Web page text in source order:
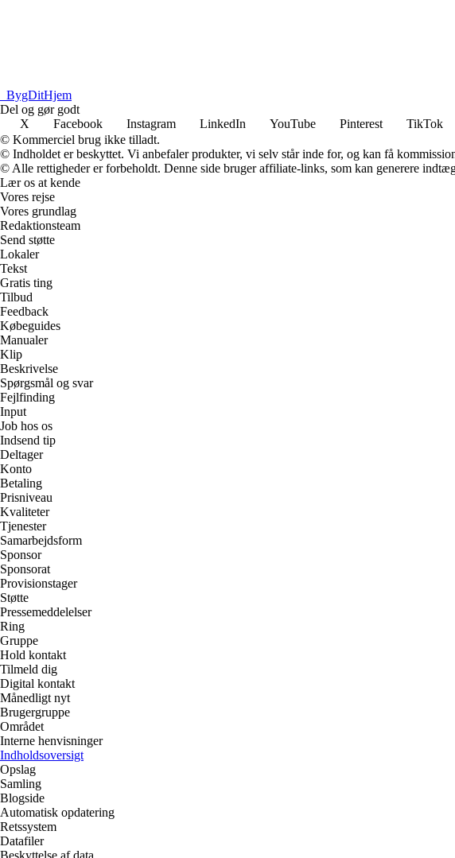
BygDitHjem
Del og gør godt
X
Facebook Instagram LinkedIn YouTube Pinterest TikTok
© Kommerciel brug ikke tilladt.
© Indholdet er beskyttet. Vi anbefaler produkter, vi selv står inde for, og kan få
© Alle rettigheder er forbeholdt. Denne side bruger affiliate-links, som kan generere
Lær os at kende
Vores rejse
Vores grundlag
Redaktionsteam
Send støtte
Lokaler
Tekst
Gratis ting
Tilbud
Feedback
Købeguides
Manualer
Klip
Beskrivelse
Spørgsmål og svar
Fejlfinding
Input
Job hos os
Indsend tip
Deltager
Konto
Betaling
Prisniveau
Kvaliteter
Tjenester
Samarbejdsform
Sponsor
Sponsorat
Provisionstager
Støtte
Pressemeddelelser
Ring
Gruppe
Hold kontakt
Tilmeld dig
Digital kontakt
Månedligt nyt
Brugergruppe
Området
Interne henvisninger
Indholdsoversigt
Opslag
Samling
Blogside
Automatisk opdatering
Retssystem
Datafiler
Beskyttelse af data